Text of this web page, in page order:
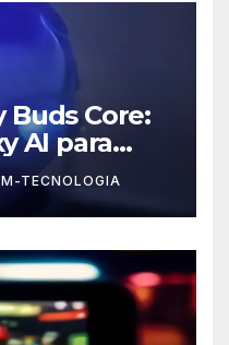
Buds Core:
AI para
TECNOLOGIA